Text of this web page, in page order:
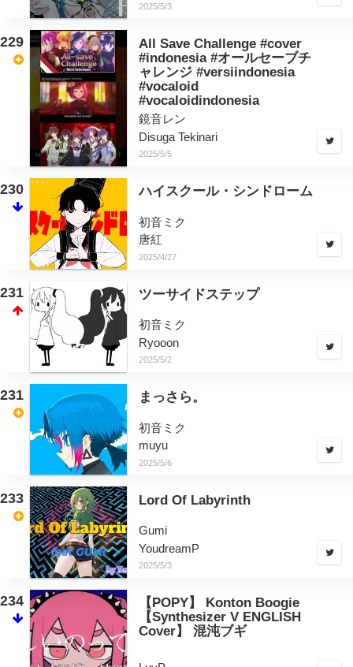
2025/5/3
229
All Save Challenge #cover
#indonesia #オールセーブチ
ャレンジ #versiindonesia
#vocaloid
#vocaloidindonesia
鏡音レン
Disuga Tekinari
2025/5/5
230 ハイスクール・シンドローム
初音ミク
唐紅
2025/4/27
231 ツーサイドステップ
初音ミク
Ryooon
2025/5/2
231 まっさら。
初音ミク
muyu
2025/5/6
233 Lord Of Labyrinth
Gumi
YoudreamP
2025/5/3
234
【POPY】 Konton Boogie
【Synthesizer V ENGLISH
Cover】 混沌ブギ